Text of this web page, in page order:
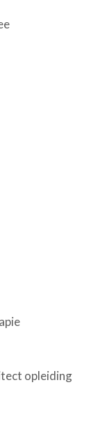
opleiding